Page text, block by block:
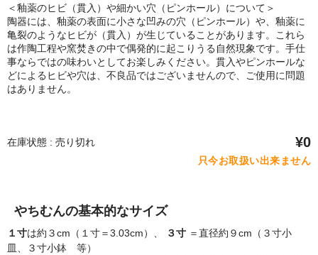
＜釉薬のヒビ（貫入）や細かい穴（ピンホール）について＞
陶器には、釉薬の表面に小さな凹みの穴（ピンホール）や、釉薬に
亀裂のようなヒビが（貫入）が生じていることがあります。これら
は作陶工程や窯焚きの中で偶発的に起こりうる自然現象です。手仕
事ならではの味わいとしてお楽しみください。貫入やピンホールな
どによるヒビや穴は、不良品ではございませんので、ご使用に問題
はありません。
在庫状態 : 売り切れ ¥0
只今お取扱い出来ません
やちむんの基本的なサイズ
１寸は約３cm（１寸＝3.03cm）、 ３寸 ＝直径約９cm（３寸小
皿、３寸小鉢 等）